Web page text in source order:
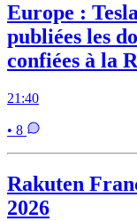
Europe :
publiées les
confiées à la
21:40
• 8
Rakuten
2026